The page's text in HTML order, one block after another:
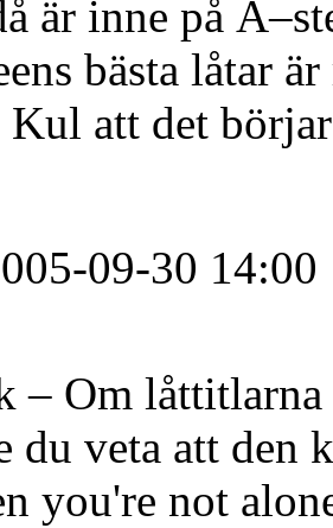
är inne på
bästa låtar
Kul att det
09-30 14:00
– Om låttitlarna
du veta att den
you're not